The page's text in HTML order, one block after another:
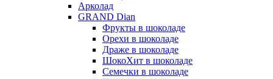
Арколад
GRAND Dian
Фрукты в шоколаде
Орехи в шоколаде
Драже в шоколаде
ШокоХит в шоколаде
Семечки в шоколаде